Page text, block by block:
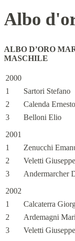
Albo
ALBO D’ORO
MASCHILE
2000
1
Sartori Stefano
2
Calenda Ernesto
3
Belloni Elio
2001
1
Zenucchi
2
Veletti Giuseppe
3
Andermarcher
2002
1
Calcaterra
2
Ardemagni
3
Veletti Giuseppe